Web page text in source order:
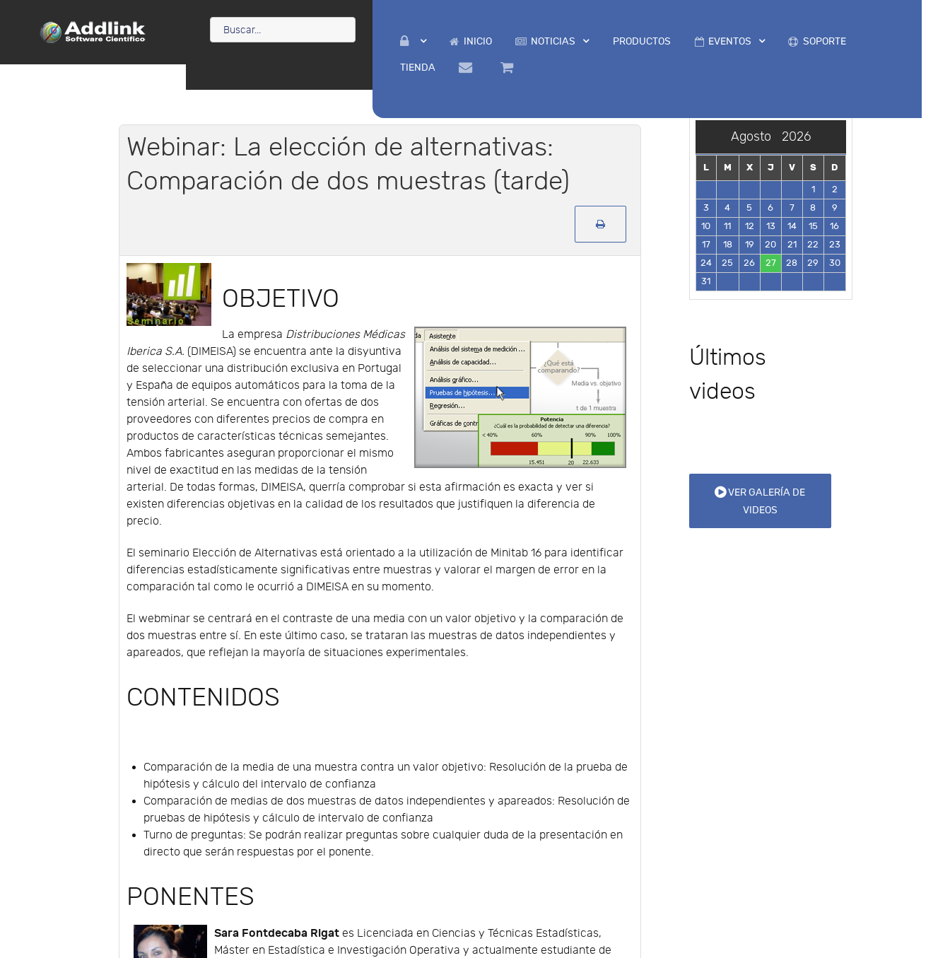
INICIO NOTICIAS PRODUCTOS EVENTOS SOPORTE
TIENDA
Webinar: La elección de alternativas:
Comparación de dos muestras (tarde)
OBJETIVO
La empresa Distribuciones Médicas
Iberica S.A. (DIMEISA) se encuentra ante la disyuntiva
de seleccionar una distribución exclusiva en Portugal
y España de equipos automáticos para la toma de la
tensión arterial. Se encuentra con ofertas de dos
proveedores con diferentes precios de compra en
productos de características técnicas semejantes.
Ambos fabricantes aseguran proporcionar el mismo
nivel de exactitud en las medidas de la tensión
arterial. De todas formas, DIMEISA, querría comprobar si esta afirmación es exacta y ver si
existen diferencias objetivas en la calidad de los resultados que justifiquen la diferencia de
precio.
El seminario Elección de Alternativas está orientado a la utilización de Minitab 16 para identificar
diferencias estadísticamente significativas entre muestras y valorar el margen de error en la
comparación tal como le ocurrió a DIMEISA en su momento.
El webminar se centrará en el contraste de una media con un valor objetivo y la comparación de
dos muestras entre sí. En este último caso, se trataran las muestras de datos independientes y
apareados, que reflejan la mayoría de situaciones experimentales.
CONTENIDOS
Comparación de la media de una muestra contra un valor objetivo: Resolución de la prueba de
hipótesis y cálculo del intervalo de confianza
Comparación de medias de dos muestras de datos independientes y apareados: Resolución de
pruebas de hipótesis y cálculo de intervalo de confianza
Turno de preguntas: Se podrán realizar preguntas sobre cualquier duda de la presentación en
directo que serán respuestas por el ponente.
PONENTES
Sara Fontdecaba Rigat es Licenciada en Ciencias y Técnicas Estadísticas,
Máster en Estadística e Investigación Operativa y actualmente estudiante de
Agosto 2026
L M X J V S
D
1
2
3
4 5 6 7 8
9
10
11 12 13 14 15
16
17
18 19 20 21 22
23
24
25 26 27 28 29
30
31
Últimos
videos
VER GALERÍA DE
VIDEOS